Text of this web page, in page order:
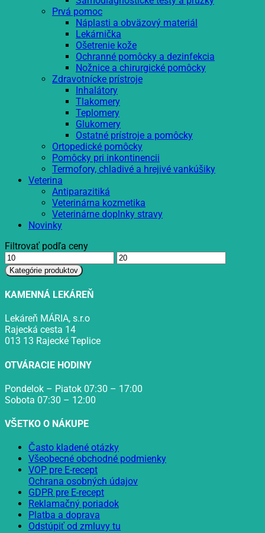
Prvá pomoc
Náplasti a obväzový materiál
Lekárnička
Ošetrenie kože
Ochranné pomôcky a dezinfekcia
Nožnice a chirurgické pomôcky
Zdravotnícke prístroje
Inhalátory
Tlakomery
Teplomery
Glukomery
Ostatné prístroje a pomôcky
Ortopedické pomôcky
Pomôcky pri inkontinencii
Termofory, chladivé a hrejivé vankúšiky
Veterina
Antiparazitiká
Veterinárna kozmetika
Veterinárne doplnky stravy
Novinky
Filtrovať podľa ceny
Minimálna
cena
Maximálna
cena
Kategórie produktov
KAMENNÁ LEKÁREŇ
Lekáreň MÁRIA, s.r.o
Rajecká cesta 14
013 13 Rajecké Teplice
OTVÁRACIE HODINY
Pondelok – Piatok 07:30 – 17:00
Sobota 07:30 – 12:00
VŠETKO O NÁKUPE
Často kladené otázky
Všeobecné obchodné podmienky
VOP pre E-recept
Ochrana osobných údajov
GDPR pre E-recept
Reklamačný poriadok
Platba a doprava
Odstúpiť od zmluvy tu